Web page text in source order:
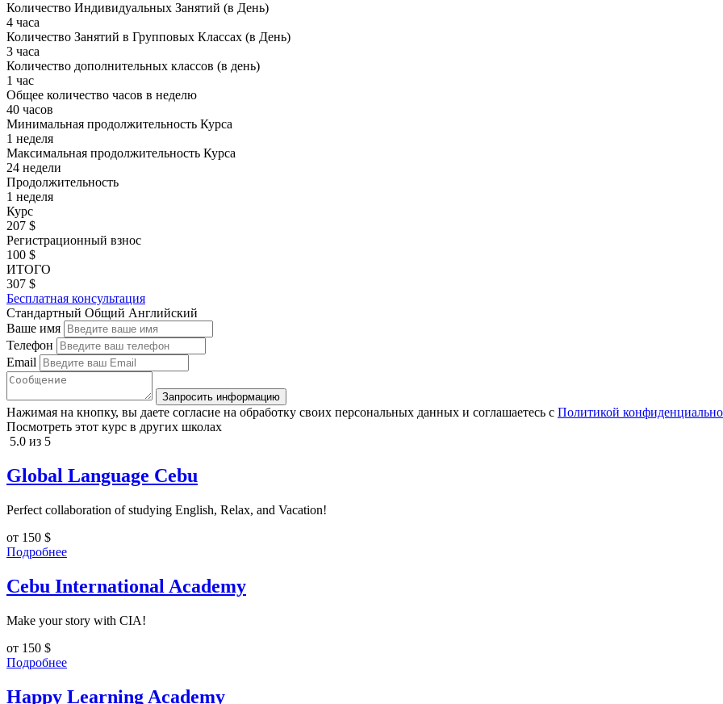
Количество Индивидуальных Занятий (в День)
4 часа
Количество Занятий в Групповых Классах (в День)
3 часа
Количество дополнительных классов (в день)
1 час
Общее количество часов в неделю
40 часов
Минимальная продолжительность Курса
1 неделя
Максимальная продолжительность Курса
24 недели
Продолжительность
1 неделя
Курс
207 $
Регистрационный взнос
100 $
ИТОГО
307 $
Бесплатная консультация
Стандартный Общий Английский
Ваше имя
Телефон
Email
Нажимая на кнопку, вы даете согласие на обработку своих персональных данных и соглашаетесь с Политикой
Посмотреть этот курс в других школах
5.0 из 5
Global Language Cebu
Perfect collaboration of studying English, Relax, and Vacation!
от 150 $
Подробнее
Cebu International Academy
Make your story with CIA!
от 150 $
Подробнее
Happy Learning Academy